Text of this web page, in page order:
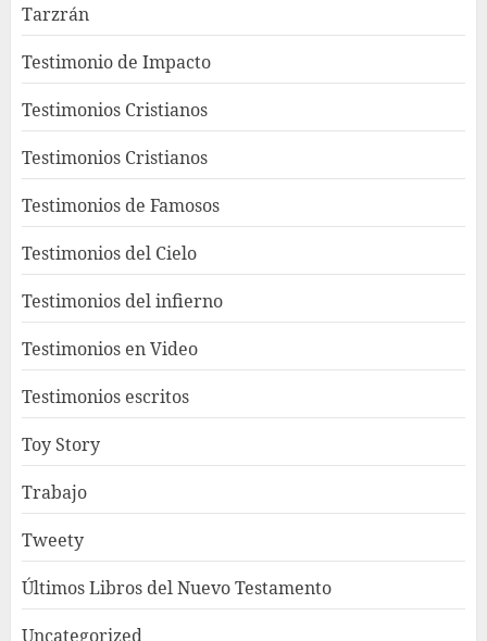
Tarzrán
Testimonio de Impacto
Testimonios Cristianos
Testimonios Cristianos
Testimonios de Famosos
Testimonios del Cielo
Testimonios del infierno
Testimonios en Video
Testimonios escritos
Toy Story
Trabajo
Tweety
Últimos Libros del Nuevo Testamento
Uncategorized